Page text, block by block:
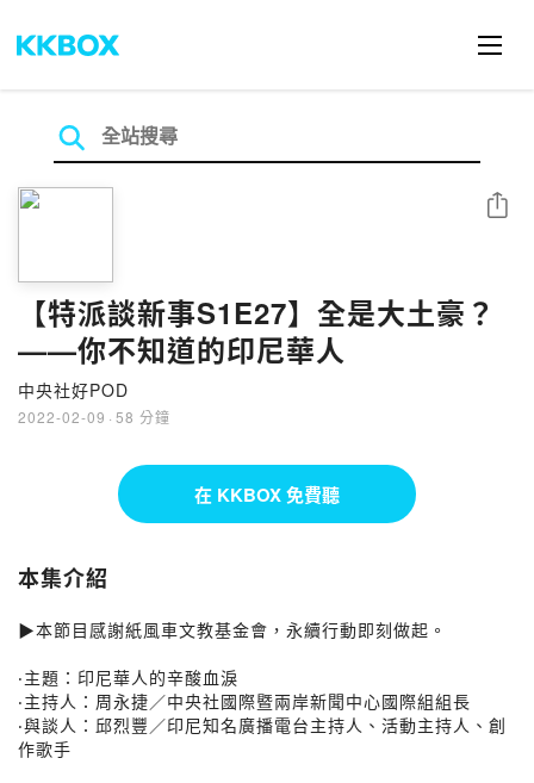
【特派談新事S1E27】全是大土豪？
——你不知道的印尼華人
中央社好POD
2022-02-09 · 58 分鐘
分享
在 KKBOX 免費聽
本集介紹
▶本節目感謝紙風車文教基金會，永續行動即刻做起。
‧主題：印尼華人的辛酸血淚
‧主持人：周永捷／中央社國際暨兩岸新聞中心國際組組長
‧與談人：邱烈豐／印尼知名廣播電台主持人、活動主持人、創
作歌手